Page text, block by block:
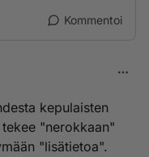
Kommentoi
kepulaisten
"nerokkaan"
"lisätietoa".